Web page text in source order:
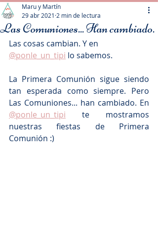
Las Comuniones... Han cambiado.
Maru y Martín
29 abr 2021 2 min de lectura
Las cosas cambian. Y en
@ponle_un_tipi lo sabemos.
La Primera Comunión sigue siendo
tan esperada como siempre. Pero
@ponle_un_tipi te mostramos
nuestras fiestas de Primera
Comunión :)